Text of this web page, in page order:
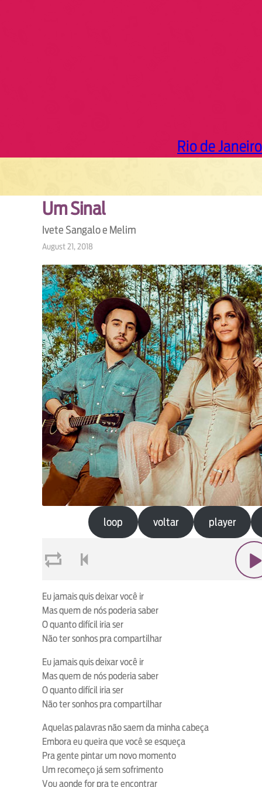
Rio de Janeiro
Um Sinal
Ivete Sangalo e Melim
August 21, 2018
loop voltar player
Eu jamais quis deixar você ir
Mas quem de nós poderia saber
O quanto difícil iria ser
Não ter sonhos pra compartilhar
Eu jamais quis deixar você ir
Mas quem de nós poderia saber
O quanto difícil iria ser
Não ter sonhos pra compartilhar
Aquelas palavras não saem da minha cabeça
Embora eu queira que você se esqueça
Pra gente pintar um novo momento
Um recomeço já sem sofrimento
Vou aonde for pra te encontrar